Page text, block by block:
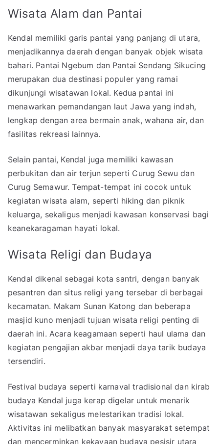
Wisata Alam dan Pantai
Kendal memiliki garis pantai yang panjang di utara,
menjadikannya daerah dengan banyak objek wisata
bahari. Pantai Ngebum dan Pantai Sendang Sikucing
merupakan dua destinasi populer yang ramai
dikunjungi wisatawan lokal. Kedua pantai ini
menawarkan pemandangan laut Jawa yang indah,
lengkap dengan area bermain anak, wahana air, dan
fasilitas rekreasi lainnya.
Selain pantai, Kendal juga memiliki kawasan
perbukitan dan air terjun seperti Curug Sewu dan
Curug Semawur. Tempat-tempat ini cocok untuk
kegiatan wisata alam, seperti hiking dan piknik
keluarga, sekaligus menjadi kawasan konservasi bagi
keanekaragaman hayati lokal.
Wisata Religi dan Budaya
Kendal dikenal sebagai kota santri, dengan banyak
pesantren dan situs religi yang tersebar di berbagai
kecamatan. Makam Sunan Katong dan beberapa
masjid kuno menjadi tujuan wisata religi penting di
daerah ini. Acara keagamaan seperti haul ulama dan
kegiatan pengajian akbar menjadi daya tarik budaya
tersendiri.
Festival budaya seperti karnaval tradisional dan kirab
budaya Kendal juga kerap digelar untuk menarik
wisatawan sekaligus melestarikan tradisi lokal.
Aktivitas ini melibatkan banyak masyarakat setempat
dan mencerminkan kekayaan budaya pesisir utara